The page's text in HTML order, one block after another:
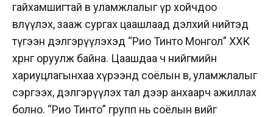
гайхамшигтай өв уламжлалыг үр хойчдоо
өвлүүлэх, зааж сургах цаашлаад дэлхий нийтэд
түгээн дэлгэрүүлэхэд “Рио Тинто Монгол” ХХК
хөрөнгө оруулж байна. Цаашдаа ч нийгмийн
хариуцлагынхаа хүрээнд соёлын өв, уламжлалыг
сэргээх, дэлгэрүүлэх тал дээр анхаарч ажиллах
болно. “Рио Тинто” групп нь соёлын өвийг